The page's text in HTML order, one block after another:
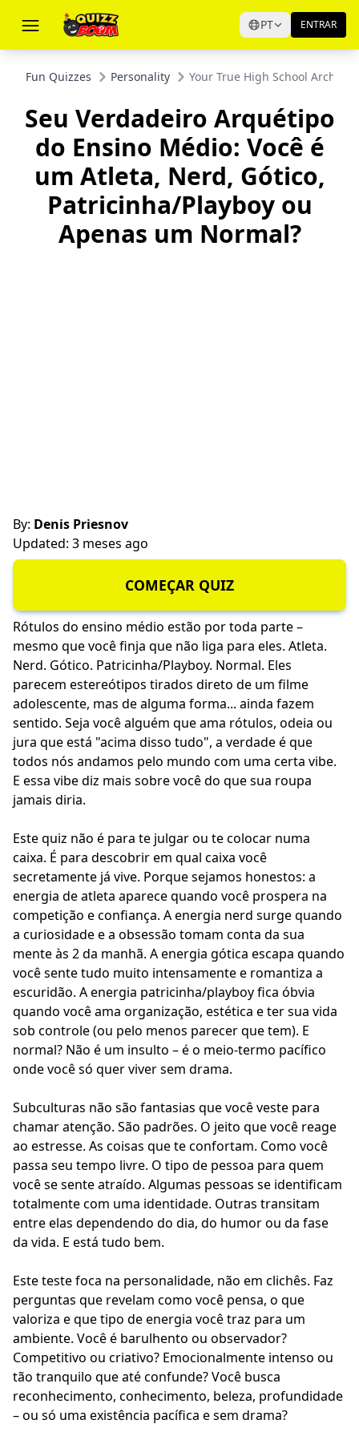
PT ENTRAR
Fun Quizzes Personality Your True High School
Seu Verdadeiro Arquétipo
do Ensino Médio: Você é
um Atleta, Nerd, Gótico,
Patricinha/Playboy ou
Apenas um Normal?
By: Denis Priesnov
Updated: 3 meses ago
COMEÇAR QUIZ
Rótulos do ensino médio estão por toda parte –
mesmo que você finja que não liga para eles. Atleta.
Nerd. Gótico. Patricinha/Playboy. Normal. Eles
parecem estereótipos tirados direto de um filme
adolescente, mas de alguma forma... ainda fazem
sentido. Seja você alguém que ama rótulos, odeia ou
jura que está "acima disso tudo", a verdade é que
todos nós andamos pelo mundo com uma certa vibe.
E essa vibe diz mais sobre você do que sua roupa
jamais diria.
Este quiz não é para te julgar ou te colocar numa
caixa. É para descobrir em qual caixa você
secretamente já vive. Porque sejamos honestos: a
energia de atleta aparece quando você prospera na
competição e confiança. A energia nerd surge quando
a curiosidade e a obsessão tomam conta da sua
mente às 2 da manhã. A energia gótica escapa quando
você sente tudo muito intensamente e romantiza a
escuridão. A energia patricinha/playboy fica óbvia
quando você ama organização, estética e ter sua vida
sob controle (ou pelo menos parecer que tem). E
normal? Não é um insulto – é o meio-termo pacífico
onde você só quer viver sem drama.
Subculturas não são fantasias que você veste para
chamar atenção. São padrões. O jeito que você reage
ao estresse. As coisas que te confortam. Como você
passa seu tempo livre. O tipo de pessoa para quem
você se sente atraído. Algumas pessoas se identificam
totalmente com uma identidade. Outras transitam
entre elas dependendo do dia, do humor ou da fase
da vida. E está tudo bem.
Este teste foca na personalidade, não em clichês. Faz
perguntas que revelam como você pensa, o que
valoriza e que tipo de energia você traz para um
ambiente. Você é barulhento ou observador?
Competitivo ou criativo? Emocionalmente intenso ou
tão tranquilo que até confunde? Você busca
reconhecimento, conhecimento, beleza, profundidade
– ou só uma existência pacífica e sem drama?